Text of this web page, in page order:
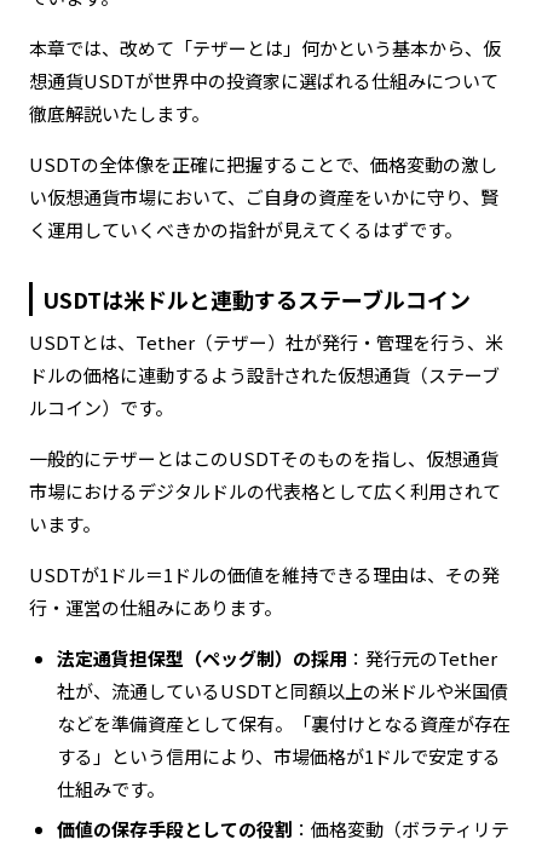
本章では、改めて「テザーとは」何かという基本から、仮
想通貨USDTが世界中の投資家に選ばれる仕組みについて
徹底解説いたします。
USDTの全体像を正確に把握することで、価格変動の激し
い仮想通貨市場において、ご自身の資産をいかに守り、賢
く運用していくべきかの指針が見えてくるはずです。
USDTは米ドルと連動するステーブルコイン
USDTとは、Tether（テザー）社が発行・管理を行う、米
ドルの価格に連動するよう設計された仮想通貨（ステーブ
ルコイン）です。
一般的にテザーとはこのUSDTそのものを指し、仮想通貨
市場におけるデジタルドルの代表格として広く利用されて
います。
USDTが1ドル＝1ドルの価値を維持できる理由は、その発
行・運営の仕組みにあります。
法定通貨担保型（ペッグ制）の採用 ：発行元のTether
社が、流通しているUSDTと同額以上の米ドルや米国債
などを準備資産として保有。「裏付けとなる資産が存在
する」という信用により、市場価格が1ドルで安定する
仕組みです。
価値の保存手段としての役割 ：価格変動（ボラティリテ